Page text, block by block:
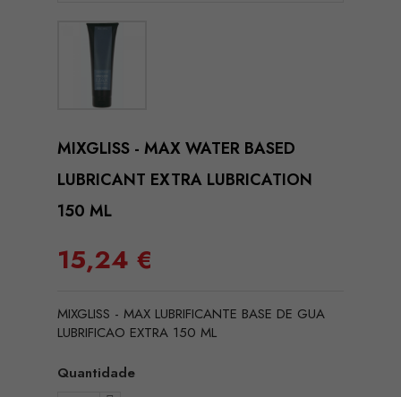
MIXGLISS - MAX WATER BASED
LUBRICANT EXTRA LUBRICATION
150 ML
15,24 €
MIXGLISS - MAX LUBRIFICANTE BASE DE GUA
LUBRIFICAO EXTRA 150 ML
Quantidade